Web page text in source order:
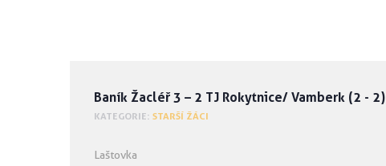
Baník Žacléř 3 – 2 TJ Rokytnice/ Vamberk (2 - 2)
KATEGORIE: STARŠÍ ŽÁCI
Laštovka